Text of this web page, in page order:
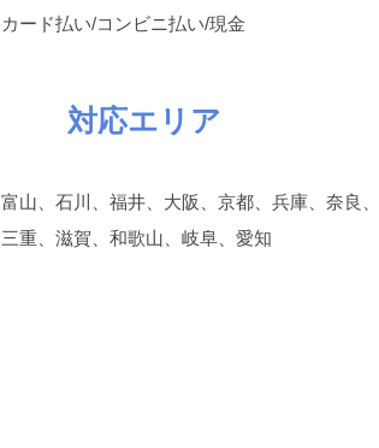
カード払い/コンビニ払い/現金
対応エリア
富山、石川、福井、大阪、京都、兵庫、奈良、
三重、滋賀、和歌山、岐阜、愛知